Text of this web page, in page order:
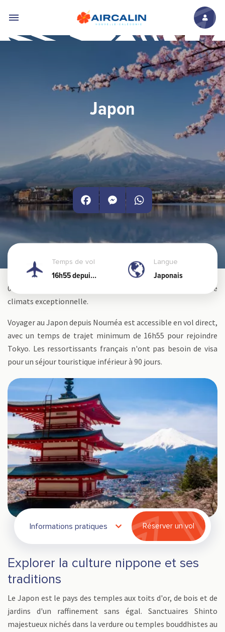
Aller au contenu principal
Japon
Temps de vol
16h55 depuis
Langue
Japonais
Le Japon est un archipel de 6 852 îles s'étirant sur plus de 3
000 km du nord au sud, offrant une diversité de paysages et de
climats exceptionnelle.
Voyager au Japon depuis Nouméa est accessible en vol direct,
avec un temps de trajet minimum de 16h55 pour rejoindre
Tokyo. Les ressortissants français n'ont pas besoin de visa
pour un séjour touristique inférieur à 90 jours.
Informations pratiques Réserver un vol
Explorer la culture nippone et ses
traditions
Le Japon est le pays des temples aux toits d'or, de bois et de
jardins d'un raffinement sans égal. Sanctuaires Shinto
majestueux nichés dans la verdure ou temples bouddhistes au